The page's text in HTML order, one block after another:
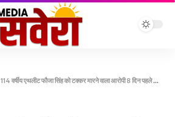
114 वर्षीय एथलीट फौजा सिंह को टक्कर मारने वाला आरोपी 8 दिन पहले लौटा था कनाडा से, पुलिस ने किया गिरफ्तार